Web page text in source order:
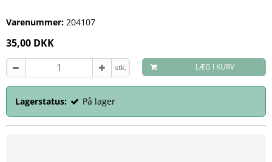
Varenummer: 204107
35,00 DKK
stk. LÆG I KURV
Lagerstatus: På lager